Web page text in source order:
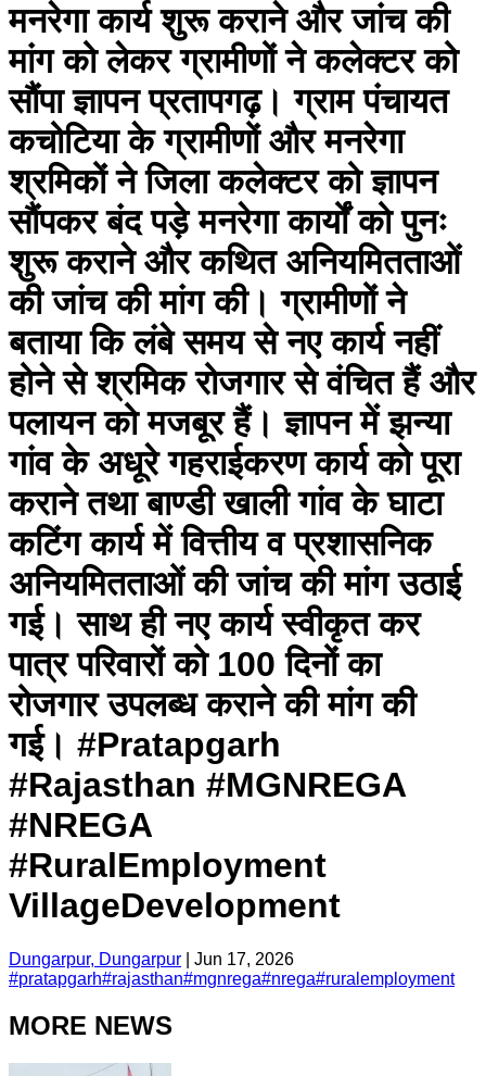
मनरेगा कार्य शुरू कराने और जांच की
मांग को लेकर ग्रामीणों ने कलेक्टर को
सौंपा ज्ञापन प्रतापगढ़। ग्राम पंचायत
कचोटिया के ग्रामीणों और मनरेगा
श्रमिकों ने जिला कलेक्टर को ज्ञापन
सौंपकर बंद पड़े मनरेगा कार्यों को पुनः
शुरू कराने और कथित अनियमितताओं
की जांच की मांग की। ग्रामीणों ने
बताया कि लंबे समय से नए कार्य नहीं
होने से श्रमिक रोजगार से वंचित हैं और
पलायन को मजबूर हैं। ज्ञापन में झन्या
गांव के अधूरे गहराईकरण कार्य को पूरा
कराने तथा बाण्डी खाली गांव के घाटा
कटिंग कार्य में वित्तीय व प्रशासनिक
अनियमितताओं की जांच की मांग उठाई
गई। साथ ही नए कार्य स्वीकृत कर
पात्र परिवारों को 100 दिनों का
रोजगार उपलब्ध कराने की मांग की
गई। #Pratapgarh
#Rajasthan #MGNREGA
#NREGA
#RuralEmployment
VillageDevelopment
Dungarpur, Dungarpur
Jun 17, 2026
#pratapgarh#rajasthan#mgnrega#nrega#ruralemployment
MORE NEWS